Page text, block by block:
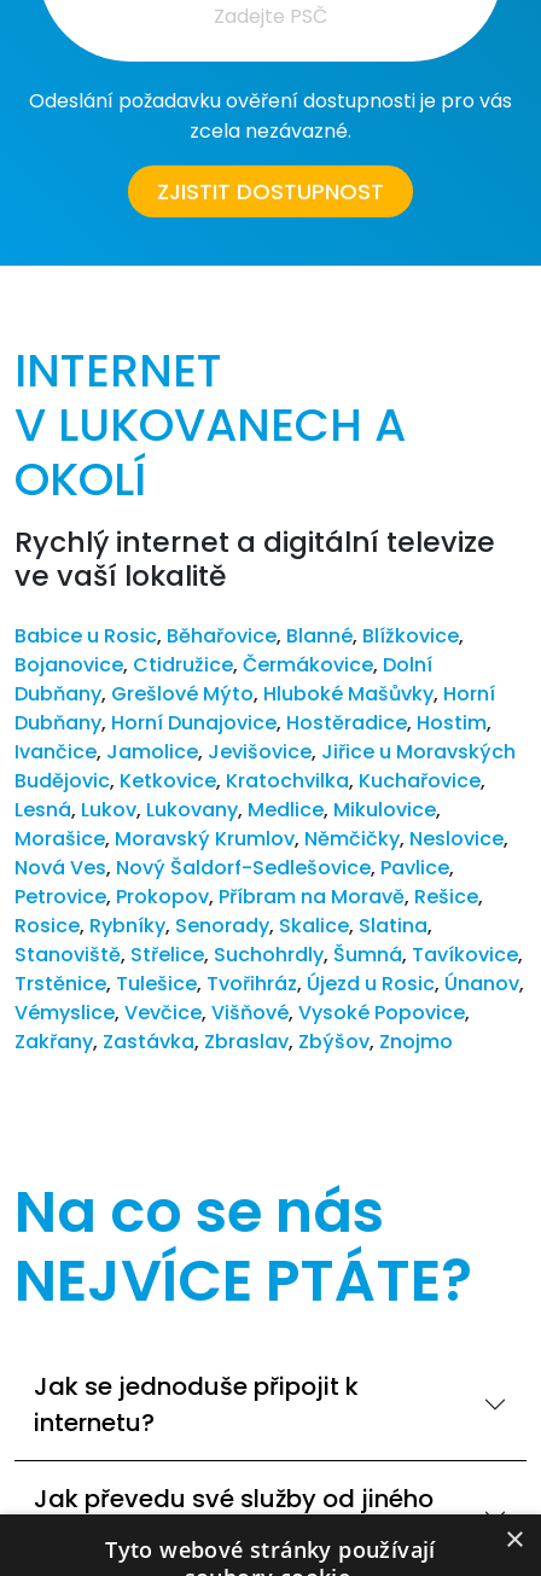
Odeslání požadavku ověření dostupnosti je pro vás
zcela nezávazné.
ZJISTIT DOSTUPNOST
INTERNET
V LUKOVANECH A
OKOLÍ
Rychlý internet a digitální televize
ve vaší lokalitě
Babice u Rosic, Běhařovice, Blanné, Blížkovice,
Bojanovice, Ctidružice, Čermákovice, Dolní
Dubňany, Grešlové Mýto, Hluboké Mašůvky, Horní
Dubňany, Horní Dunajovice, Hostěradice, Hostim,
Ivančice, Jamolice, Jevišovice, Jiřice u Moravských
Budějovic, Ketkovice, Kratochvilka, Kuchařovice,
Lesná, Lukov, Lukovany, Medlice, Mikulovice,
Morašice, Moravský Krumlov, Němčičky, Neslovice,
Nová Ves, Nový Šaldorf-Sedlešovice, Pavlice,
Petrovice, Prokopov, Příbram na Moravě, Rešice,
Rosice, Rybníky, Senorady, Skalice, Slatina,
Stanoviště, Střelice, Suchohrdly, Šumná, Tavíkovice,
Trstěnice, Tulešice, Tvořihráz, Újezd u Rosic, Únanov,
Vémyslice, Vevčice, Višňové, Vysoké Popovice,
Zakřany, Zastávka, Zbraslav, Zbýšov, Znojmo
Na co se nás
NEJVÍCE PTÁTE?
Jak se jednoduše připojit k
internetu?
Jak převedu své služby od jiného
poskytovatele internetu?
×
Tyto webové stránky používají